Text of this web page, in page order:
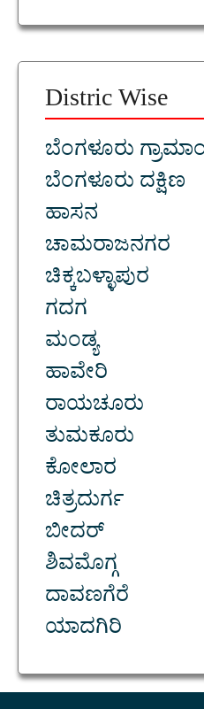
Distric Wise
ಬೆಂಗಳೂರು
ಬೆಂಗಳೂರು ದಕ್ಷಿಣ
ಹಾಸನ
ಚಾಮರಾಜನಗರ
ಚಿಕ್ಕಬಳ್ಳಾಪುರ
ಗದಗ
ಮಂಡ್ಯ
ಹಾವೇರಿ
ರಾಯಚೂರು
ತುಮಕೂರು
ಕೋಲಾರ
ಚಿತ್ರದುರ್ಗ
ಬೀದರ್
ಶಿವಮೊಗ್ಗ
ದಾವಣಗೆರೆ
ಯಾದಗಿರಿ